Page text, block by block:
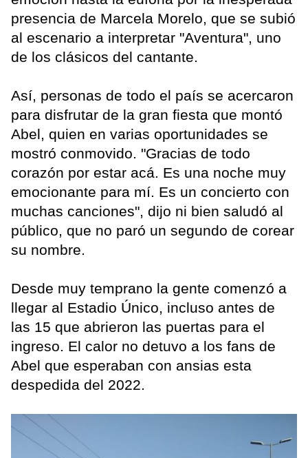
presencia de Marcela Morelo, que se subió
al escenario a interpretar "Aventura", uno
de los clásicos del cantante.
Así, personas de todo el país se acercaron
para disfrutar de la gran fiesta que montó
Abel, quien en varias oportunidades se
mostró conmovido. "Gracias de todo
corazón por estar acá. Es una noche muy
emocionante para mí. Es un concierto con
muchas canciones", dijo ni bien saludó al
público, que no paró un segundo de corear
su nombre.
Desde muy temprano la gente comenzó a
llegar al Estadio Único, incluso antes de
las 15 que abrieron las puertas para el
ingreso. El calor no detuvo a los fans de
Abel que esperaban con ansias esta
despedida del 2022.